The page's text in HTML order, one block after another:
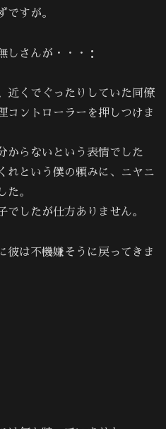
ですが。
しさんが・・・：
近くでぐったりしていた同僚
コントローラーを押しつけま
からないという表情でした
れという僕の頼みに、ニヤニ
た。
でしたが仕方ありません。
彼は不機嫌そうに戻ってきま